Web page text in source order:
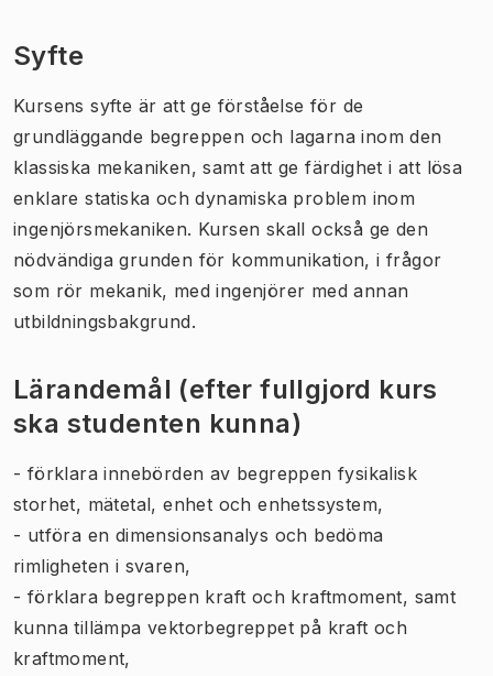
Syfte
Kursens syfte är att ge förståelse för de
grundläggande begreppen och lagarna inom den
klassiska mekaniken, samt att ge färdighet i att lösa
enklare statiska och dynamiska problem inom
ingenjörsmekaniken. Kursen skall också ge den
nödvändiga grunden för kommunikation, i frågor
som rör mekanik, med ingenjörer med annan
utbildningsbakgrund.
Lärandemål (efter fullgjord kurs
ska studenten kunna)
- förklara innebörden av begreppen fysikalisk
storhet, mätetal, enhet och enhetssystem,
- utföra en dimensionsanalys och bedöma
rimligheten i svaren,
- förklara begreppen kraft och kraftmoment, samt
kunna tillämpa vektorbegreppet på kraft och
kraftmoment,